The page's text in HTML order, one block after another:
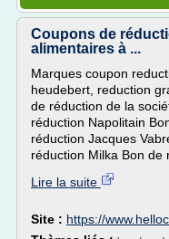
Coupons de
alimentaires à ...
Marques coupon
heudebert, reduction
de réduction de la
réduction Napolitain
réduction Jacques
réduction Milka Bon de
Lire la suite
Site : https://